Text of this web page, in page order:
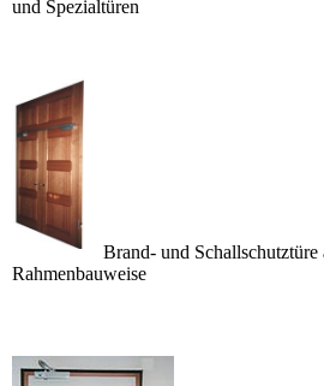
und Spezialtüren
Brand- und
Rahmenbauweise